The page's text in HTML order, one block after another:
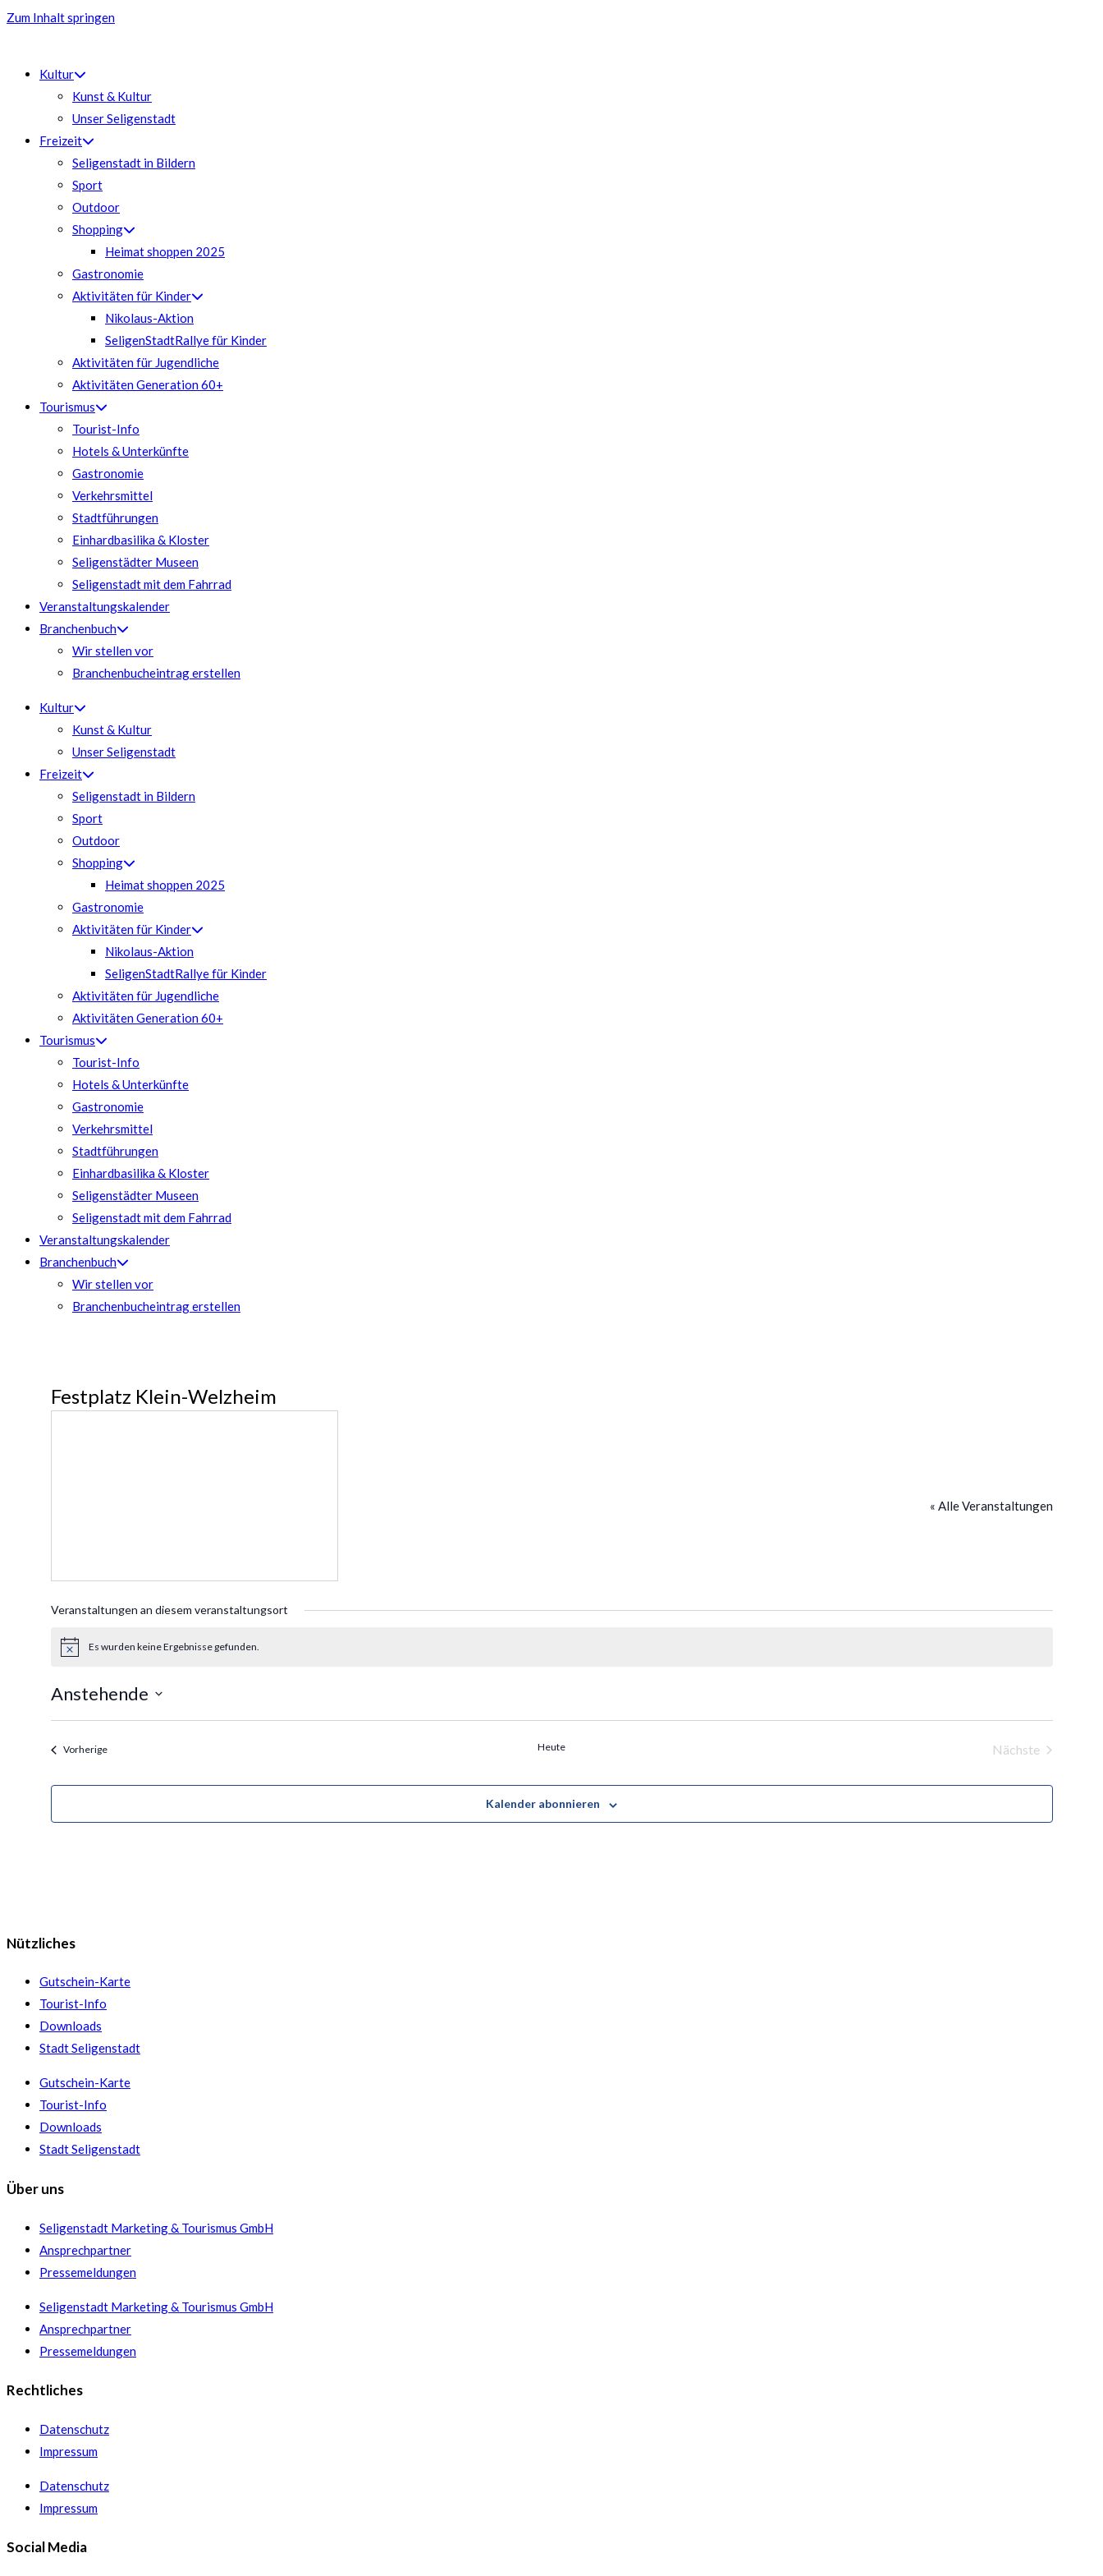
Zum Inhalt springen
Kultur
Kunst & Kultur
Unser Seligenstadt
Freizeit
Seligenstadt in Bildern
Sport
Outdoor
Shopping
Heimat shoppen 2025
Gastronomie
Aktivitäten für Kinder
Nikolaus-Aktion
SeligenStadtRallye für Kinder
Aktivitäten für Jugendliche
Aktivitäten Generation 60+
Tourismus
Tourist-Info
Hotels & Unterkünfte
Gastronomie
Verkehrsmittel
Stadtführungen
Einhardbasilika & Kloster
Seligenstädter Museen
Seligenstadt mit dem Fahrrad
Veranstaltungskalender
Branchenbuch
Wir stellen vor
Branchenbucheintrag erstellen
Kultur
Kunst & Kultur
Unser Seligenstadt
Freizeit
Seligenstadt in Bildern
Sport
Outdoor
Shopping
Heimat shoppen 2025
Gastronomie
Aktivitäten für Kinder
Nikolaus-Aktion
SeligenStadtRallye für Kinder
Aktivitäten für Jugendliche
Aktivitäten Generation 60+
Tourismus
Tourist-Info
Hotels & Unterkünfte
Gastronomie
Verkehrsmittel
Stadtführungen
Einhardbasilika & Kloster
Seligenstädter Museen
Seligenstadt mit dem Fahrrad
Veranstaltungskalender
Branchenbuch
Wir stellen vor
Branchenbucheintrag erstellen
Festplatz Klein-Welzheim
« Alle Veranstaltungen
Veranstaltungen an diesem veranstaltungsort
HinweisEs wurden keine Ergebnisse gefunden.
Anstehende
Datum
VorherigeVeranstaltungen Heute
Nächste
Kalender abonnieren
Nützliches
Gutschein-Karte
Tourist-Info
Downloads
Stadt Seligenstadt
Gutschein-Karte
Tourist-Info
Downloads
Stadt Seligenstadt
Über uns
Seligenstadt Marketing & Tourismus GmbH
Ansprechpartner
Pressemeldungen
Seligenstadt Marketing & Tourismus GmbH
Ansprechpartner
Pressemeldungen
Rechtliches
Datenschutz
Impressum
Datenschutz
Impressum
Social Media